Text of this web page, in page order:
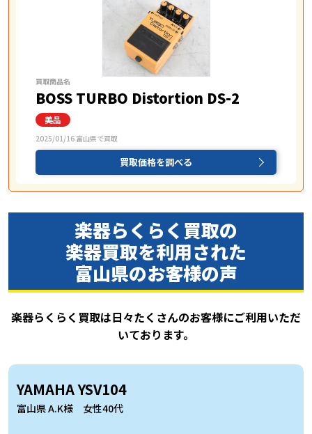
買取商品名
BOSS TURBO Distortion DS-2
2025/01/16 富山県で買取
買取価格を調べる
楽器らくらく買取の
楽器買取を利用された
富山県のお客様の声
楽器らくらく買取は日々たくさんのお客様にご利用いただ
いております。
YAMAHA YSV104
富山県 A.K様 女性40代